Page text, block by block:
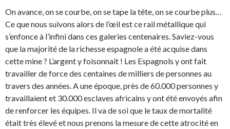
On avance, on se courbe, on se tape la tête, on se courbe plus…
Ce que nous suivons alors de l’œil est ce rail métallique qui
s’enfonce à l’infini dans ces galeries centenaires. Saviez-vous
que la majorité de la richesse espagnole a été acquise dans
cette mine ? L’argent y foisonnait ! Les Espagnols y ont fait
travailler de force des centaines de milliers de personnes au
travers des années. A une époque, près de 60.000 personnes y
travaillaient et 30.000 esclaves africains y ont été envoyés afin
de renforcer les équipes. Il va de soi que le taux de mortalité
était très élevé et nous prenons la mesure de cette atrocité en